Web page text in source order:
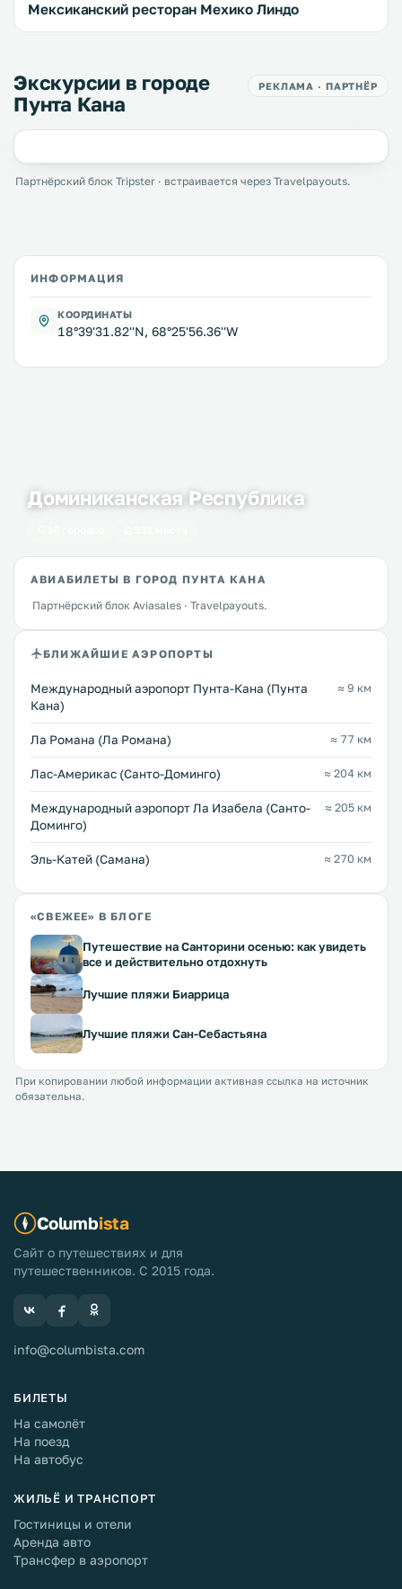
Мексиканский ресторан Мехико Линдо
Экскурсии в городе
Пунта Кана
РЕКЛАМА · ПАРТНЁР
Партнёрский блок Tripster · встраивается через Travelpayouts.
ИНФОРМАЦИЯ
КООРДИНАТЫ
18°39'31.82''N, 68°25'56.36''W
Доминиканская Республика
АВИАБИЛЕТЫ В ГОРОД ПУНТА КАНА
Партнёрский блок Aviasales · Travelpayouts.
БЛИЖАЙШИЕ АЭРОПОРТЫ
Международный аэропорт Пунта-Кана (Пунта
Кана)
≈ 9 км
Ла Романа (Ла Романа) ≈ 77 км
Лас-Америкас (Санто-Доминго) ≈ 204 км
Международный аэропорт Ла Изабела (Санто-
Доминго)
≈ 205 км
Эль-Катей (Самана) ≈ 270 км
«СВЕЖЕЕ» В БЛОГЕ
Путешествие на Санторини осенью: как увидеть
все и действительно отдохнуть
Лучшие пляжи Биаррица
Лучшие пляжи Сан-Себастьяна
При копировании любой информации активная ссылка на источник
обязательна.
Columbista
Сайт о путешествиях и для
путешественников. С 2015 года.
info@columbista.com
БИЛЕТЫ
На самолёт
На поезд
На автобус
ЖИЛЬЁ И ТРАНСПОРТ
Гостиницы и отели
Аренда авто
Трансфер в аэропорт